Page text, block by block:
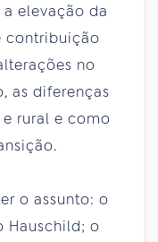
elevação da
contribuição
no
as diferenças
rural e como
o assunto: o
Hauschild; o